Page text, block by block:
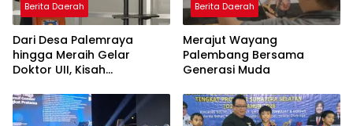
Berita Daerah
Dari Desa Palemraya
hingga Meraih Gelar
Doktor UII, Kisah
Yogyakarta yang Pernah
Menjadi Driver Taksi Online
Berita Daerah
Merajut Wayang
Palembang Bersama
Generasi Muda